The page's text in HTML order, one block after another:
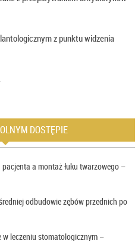
z punktu widzenia
DOSTĘPIE
a montaż łuku twarzowego –
odbudowie zębów przednich po
w leczeniu stomatologicznym –